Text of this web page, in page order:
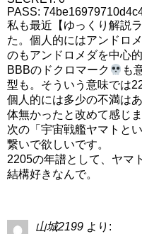
PASS:
私も最近【ゆっくり解説
た。個人的にはアンドロ
のもアンドロメダを中心
BBBのドクロマーク
も
型も。そういう意味では
個人的には多少の不満は
体無かったと改めて感じま
次の「宇宙戦艦ヤマトと
繋いで欲しいです。
2205の年譜として、ヤマ
結構好きなんで。
山城2199 より: